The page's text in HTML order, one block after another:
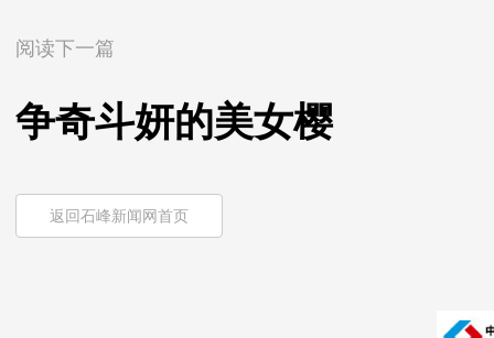
阅读下一篇
争奇斗妍的美女樱
返回石峰新闻网首页